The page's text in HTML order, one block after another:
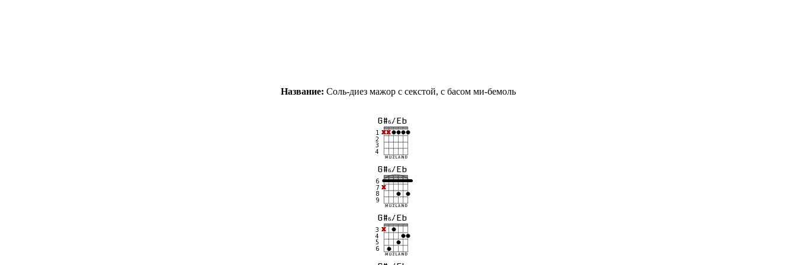
Название: Соль-диез мажор с секстой, с басом ми-бемоль